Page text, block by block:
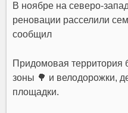
В ноябре на северо-
реновации расселили
сообщил
Придомовая территория
зоны 🌳 и велодорожки,
площадки.